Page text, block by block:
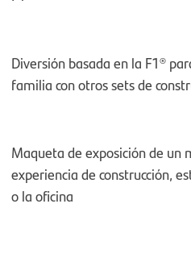
Diversión basada en la F1®
familia con otros sets de
Maqueta de exposición de un
experiencia de construcción,
o la oficina